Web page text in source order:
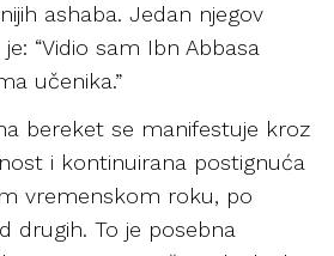
ashaba. Jedan njegov
“Vidio sam Ibn Abbasa
učenika.”
bereket se manifestuje kroz
i kontinuirana postignuća
vremenskom roku, po
drugih. To je posebna